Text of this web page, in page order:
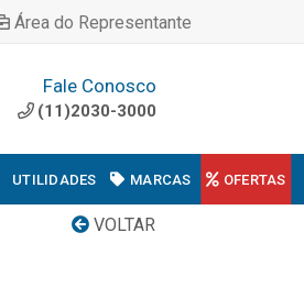
Área do Representante
Fale Conosco
(11)2030-3000
UTILIDADES MARCAS OFERTAS
VOLTAR